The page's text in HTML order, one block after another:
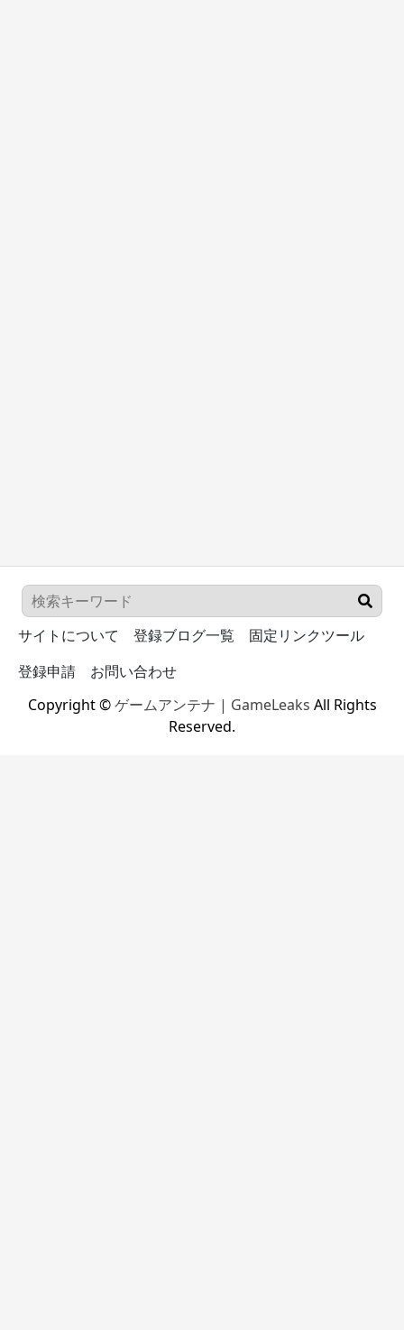
サイトについて 登録ブログ一覧
固定リンクツール
登録申請
お問い合わせ
Copyright ©ゲームアンテナ | GameLeaks All Rights
Reserved.